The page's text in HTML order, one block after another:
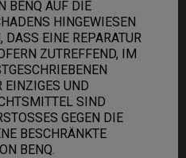
BENQ AUF DIE
HINGEWIESEN
EINE REPARATUR
ZUTREFFEND, IM
EINZIGES UND
SIND
GEGEN DIE
BESCHRÄNKTE
BENQ.